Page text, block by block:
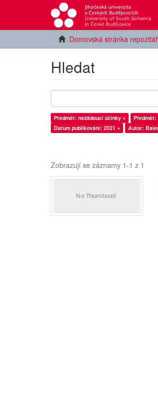
Domovská stránka
Hledat
Předmět: nežádoucí účinky × Předmět:
Datum publikování: 2021 ×
Autor:
Zobrazují se záznamy 1-1 z 1